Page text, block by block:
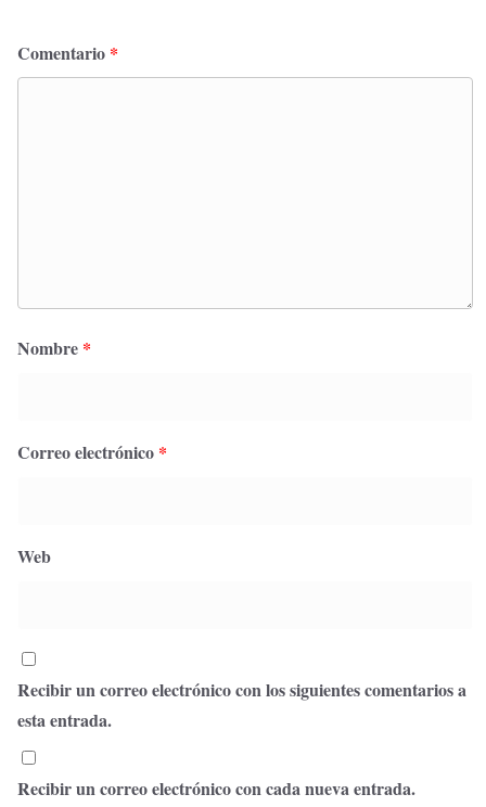
Comentario *
Nombre *
Correo electrónico *
Web
Recibir un correo electrónico con los siguientes comentarios a
esta entrada.
Recibir un correo electrónico con cada nueva entrada.